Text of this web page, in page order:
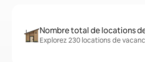
Nombre total de locations
Explorez 230 locations de